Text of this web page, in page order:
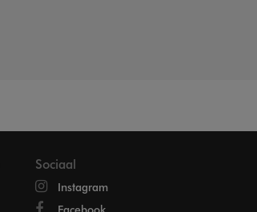
Sociaal
Instagram